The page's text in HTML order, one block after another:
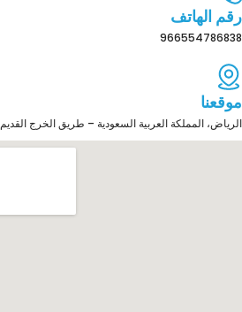
رقم الهاتف
966554786838
موقعنا
الرياض، المملكة العربية السعودية – طريق الخرج القديم